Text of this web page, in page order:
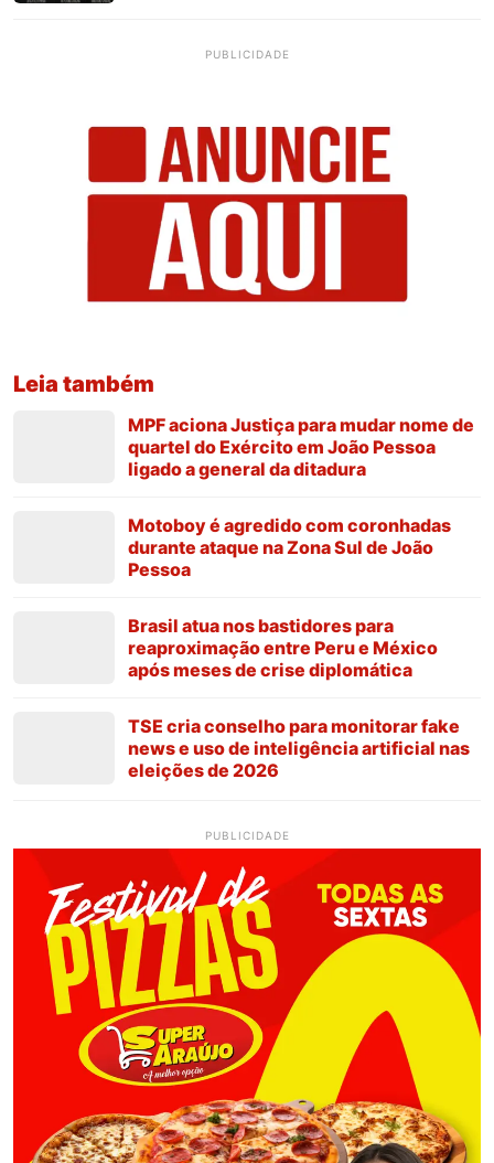
PUBLICIDADE
Leia também
MPF aciona Justiça para mudar nome de
quartel do Exército em João Pessoa
ligado a general da ditadura
Motoboy é agredido com coronhadas
durante ataque na Zona Sul de João
Pessoa
Brasil atua nos bastidores para
reaproximação entre Peru e México
após meses de crise diplomática
TSE cria conselho para monitorar fake
news e uso de inteligência artificial nas
eleições de 2026
PUBLICIDADE